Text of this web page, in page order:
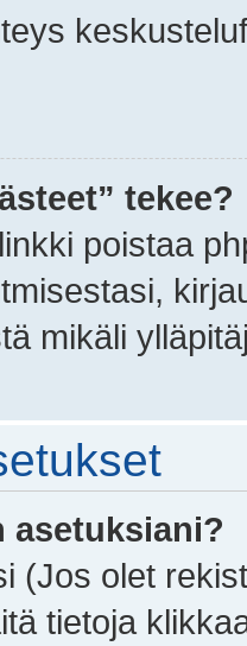
tekee?
poistaa
mikäli
asetuksiani?
(Jos olet
tietoja